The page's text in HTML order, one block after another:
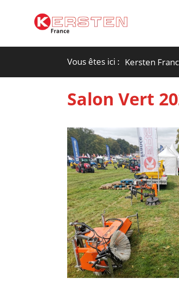
Vous êtes ici : Kersten
Salon Vert